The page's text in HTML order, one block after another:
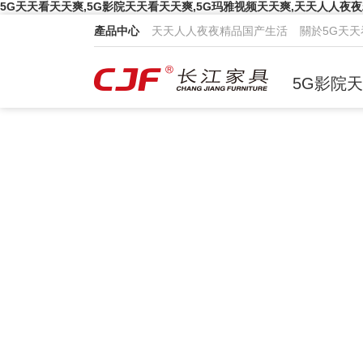
5G天天看天天爽,5G影院天天看天天爽,5G玛雅视频天天爽,天天人人夜
產品中心
天天人人夜夜精品国产生活 關於5G天
5G影院